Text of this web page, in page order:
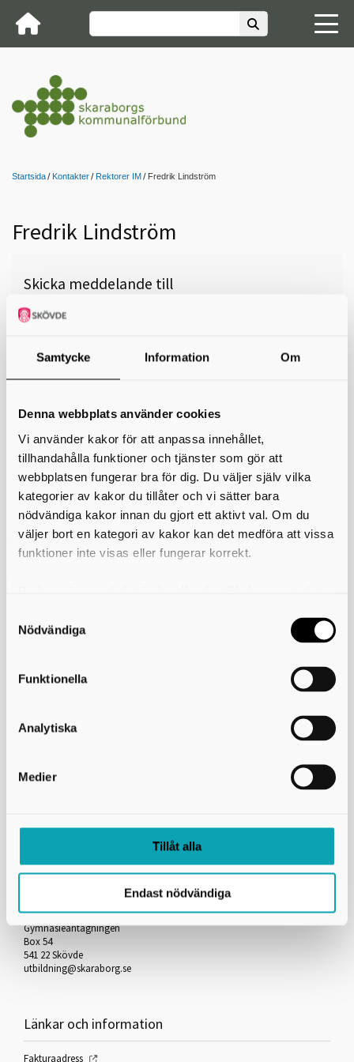
Samtycke Information Om
Denna webbplats använder cookies
Vi använder kakor för att anpassa innehållet,
tillhandahålla funktioner och tjänster som gör att
webbplatsen fungerar bra för dig. Du väljer själv vilka
kategorier av kakor du tillåter och vi sätter bara
nödvändiga kakor innan du gjort ett aktivt val. Om du
väljer bort en kategori av kakor kan det medföra att vissa
funktioner inte visas eller fungerar korrekt.
användning av kakor som du hittar längst ner på sidan
Nödvändiga
Funktionella
Analytiska
Medier
Tillåt alla
Endast nödvändiga
Startsida Kontakter Rektorer IM Fredrik Lindström
Fredrik Lindström
Skicka meddelande till
Fredrik Lindström, Töreboda,
Kanalskolan, 0506-180 97,
Din e-postadress
*Ämne
*Meddelande
Kontakta oss
Skaraborgs Kommunalförbund
Gymnasieantagningen
Box 54
541 22 Skövde
utbildning@skaraborg.se
Länkar och information
Fakturaadress